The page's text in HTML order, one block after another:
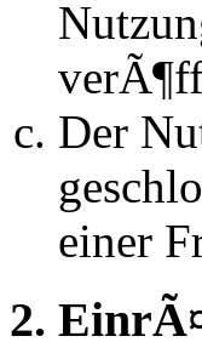
Der
einer
2.